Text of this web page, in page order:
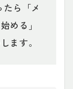
ら「メ
める」
ます。